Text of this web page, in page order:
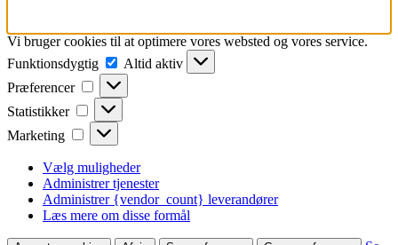
Vi bruger cookies til at optimere vores websted og vores service.
Funktionsdygtig
Funktionsdygtig
Altid aktiv
Præferencer
Præferencer
Statistikker Statistikker
Marketing Marketing
Vælg muligheder
Administrer tjenester
Administrer {vendor_count} leverandører
Læs mere om disse formål